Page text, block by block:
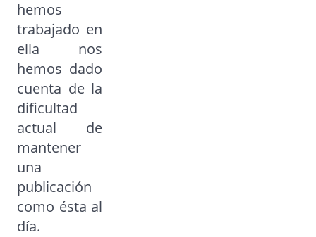
hemos
trabajado en
ella nos
hemos dado
cuenta de la
dificultad
actual de
mantener
una
publicación
como ésta al
día.